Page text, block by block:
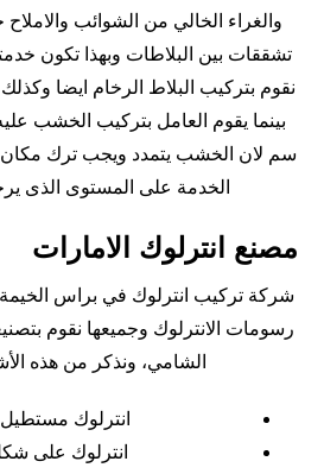
والغراء الخالي من الشوائب
تشققات بين البلاطات وبهذا تكون
نقوم بتركيب البلاط الرخام ايضا
سم لان الخشب يتمدد ويجب ترك مكان
الخدمة على المستوى الذى
مصنع انترلوك الامارات
شركة تركيب انترلوك في براس
رسومات الانترلوك وجميعها نقوم
الشامي، ونذكر من هذه
انترلوك
انترلوك على